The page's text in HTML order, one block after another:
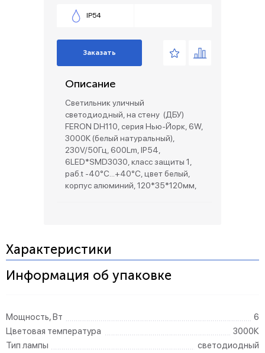
IP54
Заказать
Описание
Светильник уличный
светодиодный, на стену (ДБУ)
FERON DH110, серия Нью-Йорк, 6W,
3000К (белый натуральный),
230V/50Гц, 600Lm, IP54,
6LED*SMD3030, класс защиты 1,
раб.t -40°C...+40°C, цвет белый,
корпус алюминий, 120*35*120мм,
Характеристики
Информация об упаковке
Мощность, Вт
6
Цветовая температура
3000К
Тип лампы
светодиодный